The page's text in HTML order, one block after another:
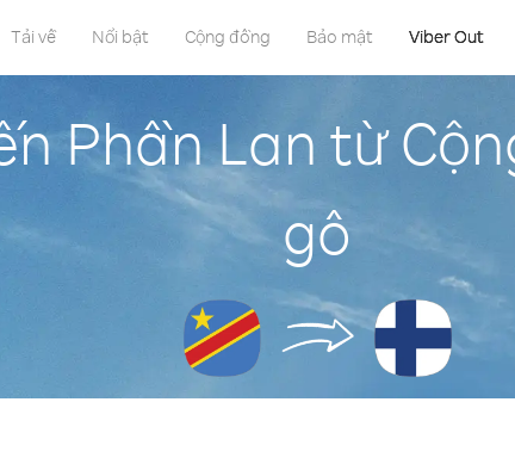
Tải về Nổi bật Cộng đồng Bảo mật Viber Out
Phần Lan từ
gô